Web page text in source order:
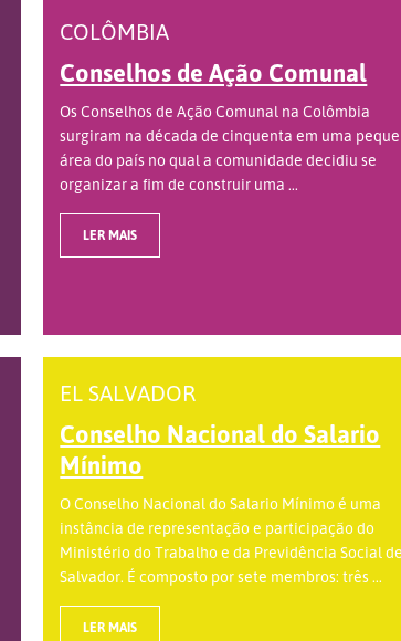
COLÔMBIA
Conselhos de Ação Comunal
Os Conselhos de Ação Comunal na Colômbia
surgiram na década de cinquenta em uma
área do país no qual a comunidade decidiu se
organizar a fim de construir uma ...
LER MAIS
EL SALVADOR
Conselho Nacional do Salario
Mínimo
O Conselho Nacional do Salario Mínimo é uma
instância de representação e participação do
Ministério do Trabalho e da Previdência Social
Salvador. É composto por sete membros: três ...
LER MAIS